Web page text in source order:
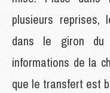
plusieurs
dans le giron du
informations de la
que le transfert est